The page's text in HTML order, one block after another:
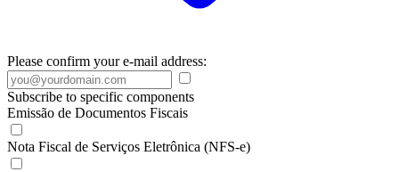
Please confirm your e-mail address:
Subscribe to specific components
Emissão de Documentos Fiscais
Nota Fiscal de Serviços Eletrônica (NFS-e)